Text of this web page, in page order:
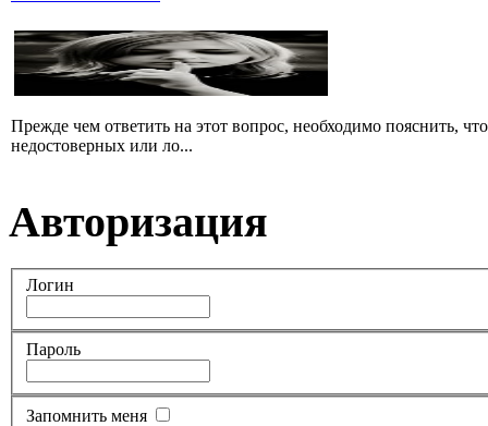
Прежде чем ответить на этот вопрос, необходимо пояснить,
недостоверных или ло...
Авторизация
Логин
Пароль
Запомнить меня